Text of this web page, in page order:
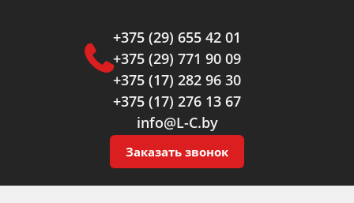
+375 (29) 655 42 01
+375 (29) 771 90 09
+375 (17) 282 96 30
+375 (17) 276 13 67
info@L-C.by
Заказать звонок